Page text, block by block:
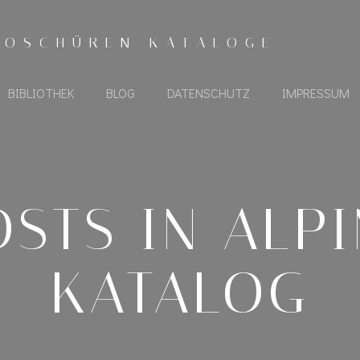
KATALOGE
BIBLIOTHEK BLOG DATENSCHUTZ IMPRESSUM
IN
KATALOG